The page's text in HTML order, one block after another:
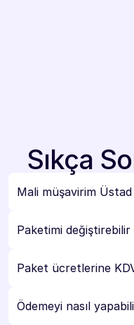
Sıkça
Mali müşavirim Üstad
Paketimi
Paket ücretlerine
Ödemeyi nasıl